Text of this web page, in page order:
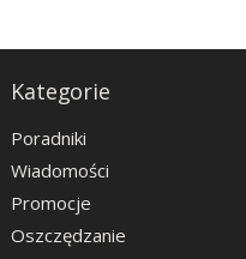
Kategorie
Poradniki
Wiadomości
Promocje
Oszczędzanie